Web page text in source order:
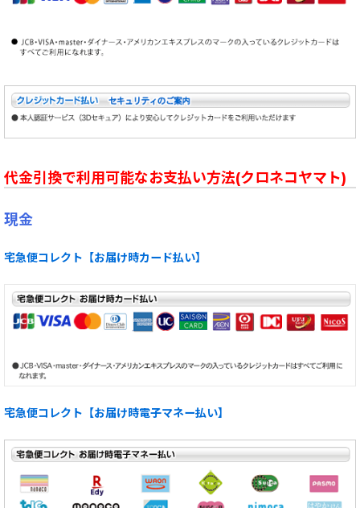
代金引換で利用可能なお支払い方法(クロネコヤマト)
現金
宅急便コレクト【お届け時カード払い】
宅急便コレクト【お届け時電子マネー払い】